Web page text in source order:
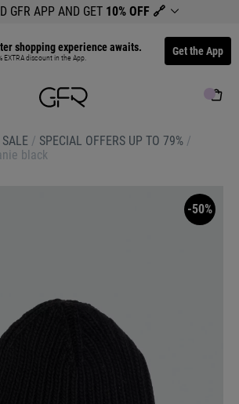
GFR APP AND GET 10% OFF 🔗
shopping experience awaits.
EXTRA discount in the App. Get the App
/ SPECIAL OFFERS UP TO 79% /
black
-50%